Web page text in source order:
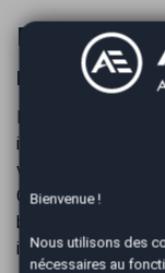
Paiement
reprise de
Nous vous
immédiatement
virement
Généralement,
bancaire
interbancaires.
Bienvenue !
Nous utilisons des
nécessaires au